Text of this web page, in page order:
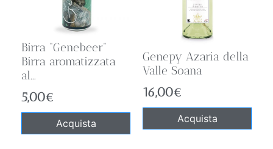
Birra “Genebeer”
Birra aromatizzata
al...
5,00€
Acquista
Genepy Azaria della
Valle Soana
16,00€
Acquista